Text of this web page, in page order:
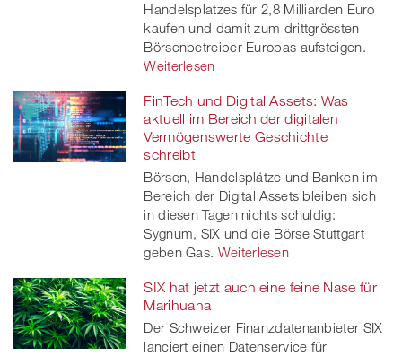
Handelsplatzes für 2,8 Milliarden Euro
kaufen und damit zum drittgrössten
Börsenbetreiber Europas aufsteigen.
Weiterlesen
FinTech und Digital Assets: Was
aktuell im Bereich der digitalen
Vermögenswerte Geschichte
schreibt
Börsen, Handelsplätze und Banken im
Bereich der Digital Assets bleiben sich
in diesen Tagen nichts schuldig:
Sygnum, SIX und die Börse Stuttgart
geben Gas. Weiterlesen
SIX hat jetzt auch eine feine Nase für
Marihuana
Der Schweizer Finanzdatenanbieter SIX
lanciert einen Datenservice für